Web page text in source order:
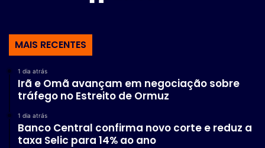
MAIS RECENTES
1 dia atrás
Irã e Omã avançam em negociação sobre
tráfego no Estreito de Ormuz
1 dia atrás
Banco Central confirma novo corte e reduz a
taxa Selic para 14% ao ano